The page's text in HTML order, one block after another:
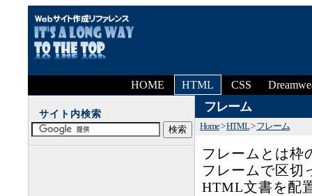
HOME HTML CSS
フレーム
Home>HTML> フレーム
フレームとは枠
フレームで区切
HTML文書を配
サイト内検索